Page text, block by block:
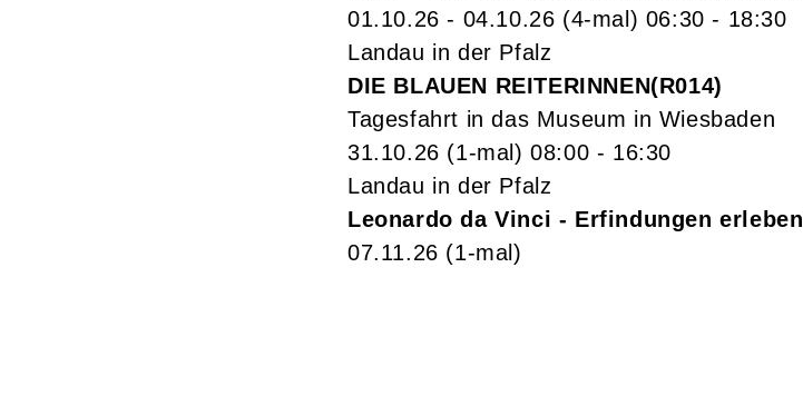
01.10.26 - 04.10.26 (4-mal) 06:30 - 18:30
Landau in der Pfalz
DIE BLAUEN REITERINNEN R014
Tagesfahrt in das Museum in Wiesbaden
31.10.26 (1-mal)08:00 - 16:30
Landau in der Pfalz
Leonardo da Vinci - Erfindungen erleben
07.11.26 (1-mal)